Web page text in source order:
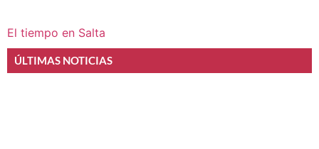
El tiempo en Salta
ÚLTIMAS NOTICIAS